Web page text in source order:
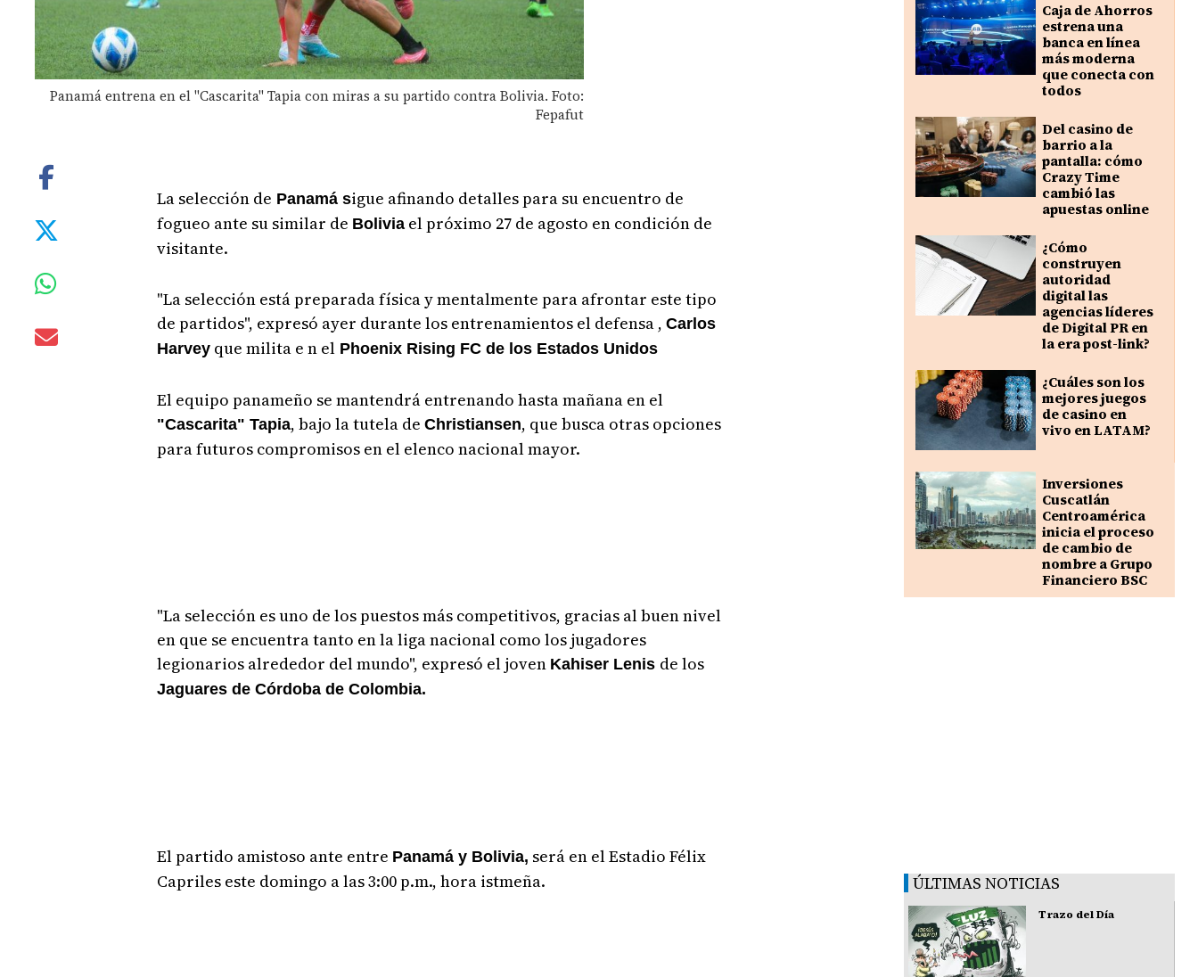
Panamá entrena en el "Cascarita" Tapia con miras a su partido contra Bolivia. Foto:
Fepafut
La selección de Panamá sigue afinando detalles para su encuentro de
fogueo ante su similar de Boliviael próximo 27 de agosto en condición de
visitante.
"La selección está preparada física y mentalmente para afrontar este tipo
de partidos", expresó ayer durante los entrenamientos el defensa , Carlos
Harveyque milita e n elPhoenix Rising FC de los Estados Unidos
El equipo panameño se mantendrá entrenando hasta mañana en el
"Cascarita" Tapia, bajo la tutela de Christiansen, que busca otras opciones
para futuros compromisos en el elenco nacional mayor.
"La selección es uno de los puestos más competitivos, gracias al buen nivel
en que se encuentra tanto en la liga nacional como los jugadores
legionarios alrededor del mundo", expresó el joven Kahiser Lenis de los
Jaguares de Córdoba de Colombia.
El partido amistoso ante entre Panamá y Bolivia, será en el Estadio Félix
Capriles este domingo a las 3:00 p.m., hora istmeña.
Caja de Ahorros
estrena una
banca en línea
más moderna
que conecta con
todos
Del casino de
barrio a la
pantalla: cómo
Crazy Time
cambió las
apuestas online
¿Cómo
construyen
autoridad
digital las
agencias líderes
de Digital PR en
la era post-link?
¿Cuáles son los
mejores juegos
de casino en
vivo en LATAM?
Inversiones
Cuscatlán
Centroamérica
inicia el proceso
de cambio de
nombre a Grupo
Financiero BSC
ÚLTIMAS NOTICIAS
Trazo del Día